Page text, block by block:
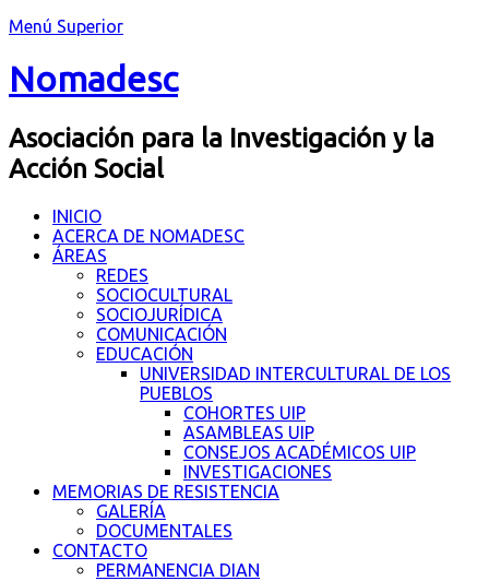
Menú Superior
Nomadesc
Asociación para la Investigación y la
Acción Social
INICIO
ACERCA DE NOMADESC
ÁREAS
REDES
SOCIOCULTURAL
SOCIOJURÍDICA
COMUNICACIÓN
EDUCACIÓN
UNIVERSIDAD INTERCULTURAL DE LOS
PUEBLOS
COHORTES UIP
ASAMBLEAS UIP
CONSEJOS ACADÉMICOS UIP
INVESTIGACIONES
MEMORIAS DE RESISTENCIA
GALERÍA
DOCUMENTALES
CONTACTO
PERMANENCIA DIAN